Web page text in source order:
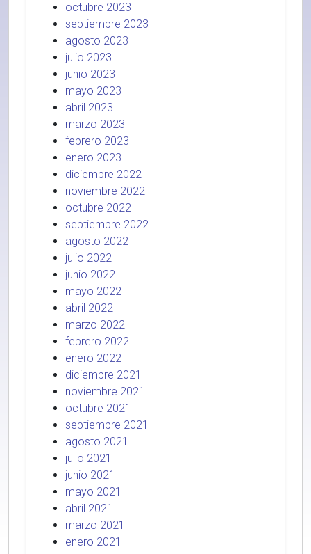
octubre 2023
septiembre 2023
agosto 2023
julio 2023
junio 2023
mayo 2023
abril 2023
marzo 2023
febrero 2023
enero 2023
diciembre 2022
noviembre 2022
octubre 2022
septiembre 2022
agosto 2022
julio 2022
junio 2022
mayo 2022
abril 2022
marzo 2022
febrero 2022
enero 2022
diciembre 2021
noviembre 2021
octubre 2021
septiembre 2021
agosto 2021
julio 2021
junio 2021
mayo 2021
abril 2021
marzo 2021
enero 2021